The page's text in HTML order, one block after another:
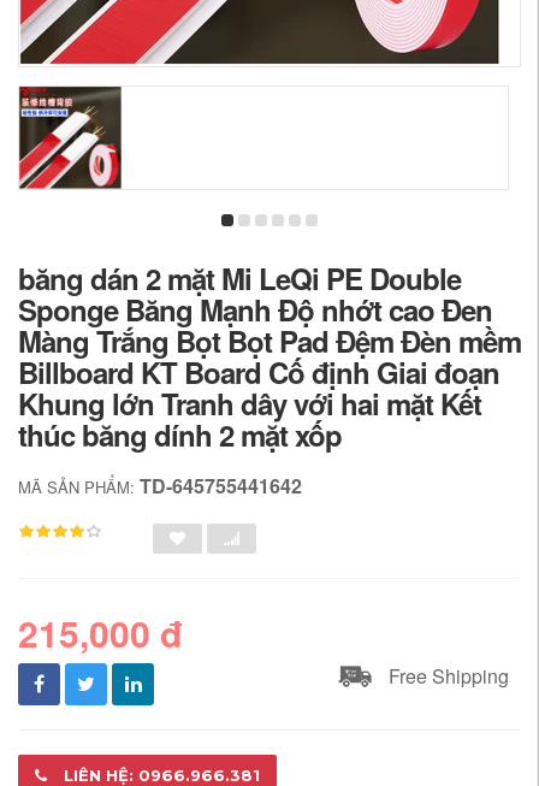
băng dán 2 mặt Mi LeQi PE Double
Sponge Băng Mạnh Độ nhớt cao Đen
Màng Trắng Bọt Bọt Pad Đệm Đèn mềm
Billboard KT Board Cố định Giai đoạn
Khung lớn Tranh dây với hai mặt Kết
thúc băng dính 2 mặt xốp
MÃ SẢN PHẨM: TD-645755441642
215,000 đ
Free Shipping
LIÊN HỆ: 0966.966.381